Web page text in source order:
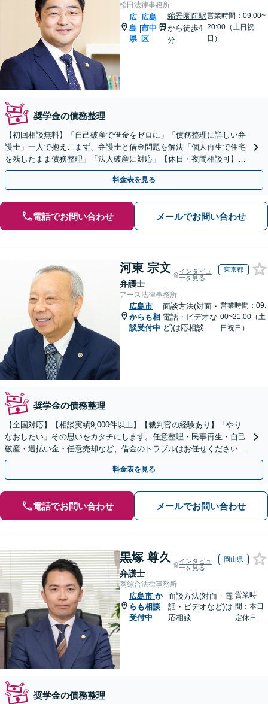
松田法律事務所
広
島
県
|
広島
市中
区
縮景園前駅
から徒歩4
分
営業時間：09:00~
20:00（土日祝
日）
奨学金の債務整理
【初回相談無料】「自己破産で借金をゼロに」「債務整理に詳しい弁
護士」一人で抱えこまず、弁護士と借金問題を解決「個人再生で住宅
を残したまま債務整理」「法人破産に対応」【休日・夜間相談可】
【縮景園前駅４分】
料金表を見る
電話でお問い合わせ メールでお問い合わせ
河東 宗文
弁護士
インタビュ
ーを見る
東京都
アース法律事務所
広島市
からも相
談受付中
面談方法(対面・
電話・ビデオな
ど)は応相談
営業時間：09:
00~21:00（土
日祝日）
奨学金の債務整理
【全国対応】【相談実績9,000件以上】【裁判官の経験あり】「やり
なおしたい」その思いをカタチにします。任意整理・民事再生・自己
破産・過払い金・任意売却など、借金のトラブルはお任せください。
【初回相談無料】【全国対応可能】
料金表を見る
電話でお問い合わせ メールでお問い合わせ
黒塚 尊久
弁護士
インタビュ
ーを見る
岡山県
葵綜合法律事務所
広島市 か
らも相談
受付中
面談方法(対面・電
話・ビデオなど)は
応相談
営業時
間：本日
定休日
奨学金の債務整理